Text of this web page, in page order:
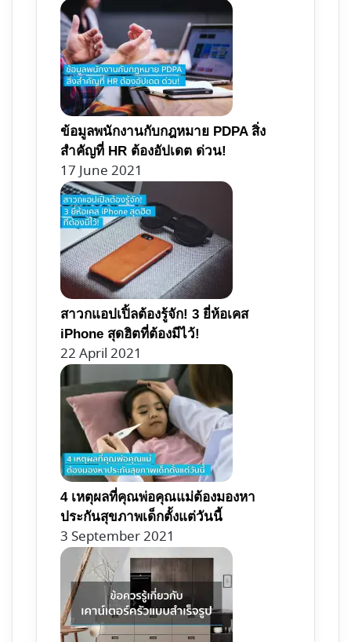
ข้อมูลพนักงานกับกฎหมาย PDPA สิ่ง
สำคัญที่ HR ต้องอัปเดต ด่วน!
17 June 2021
สาวกแอปเปิ้ลต้องรู้จัก! 3 ยี่ห้อเคส
iPhone สุดฮิตที่ต้องมีไว้!
22 April 2021
4 เหตุผลที่คุณพ่อคุณแม่ต้องมองหา
ประกันสุขภาพเด็กตั้งแต่วันนี้
3 September 2021